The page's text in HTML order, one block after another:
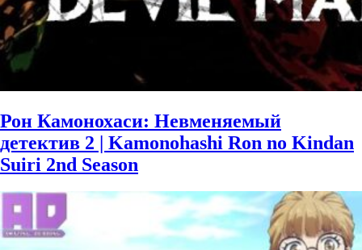
Рон Камонохаси: Невменяемый
детектив 2 | Kamonohashi Ron no Kindan
Suiri 2nd Season